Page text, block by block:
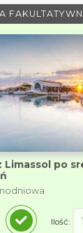
Limassol po
Ilość: